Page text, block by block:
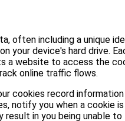
often including a unique
your device's hard drive.
a website to access the
online traffic flows.
cookies record
notify you when a cookie
result in you being unable